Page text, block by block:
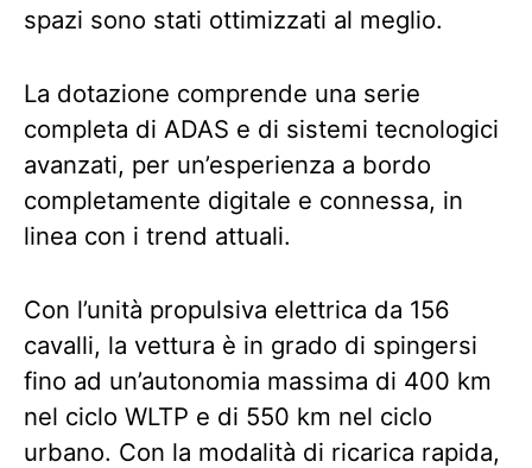
spazi sono stati ottimizzati al meglio.
La dotazione comprende una serie
completa di ADAS e di sistemi tecnologici
avanzati, per un’esperienza a bordo
completamente digitale e connessa, in
linea con i trend attuali.
Con l’unità propulsiva elettrica da 156
cavalli, la vettura è in grado di spingersi
fino ad un’autonomia massima di 400 km
nel ciclo WLTP e di 550 km nel ciclo
urbano. Con la modalità di ricarica rapida,